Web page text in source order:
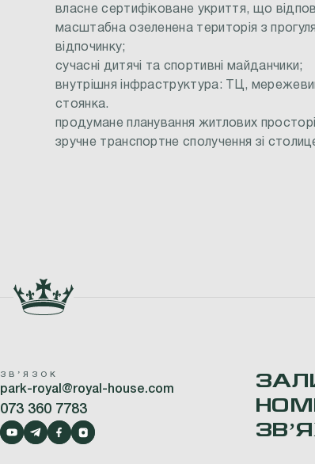
власне сертифіковане укриття, що
масштабна озеленена територія з
відпочинку;
сучасні дитячі та спортивні майданчики;
внутрішня інфраструктура: ТЦ,
стоянка.
продумане планування житлових
зручне транспортне сполучення зі
ЗВʼЯЗОК
park-royal@royal-house.com
073 360 7783